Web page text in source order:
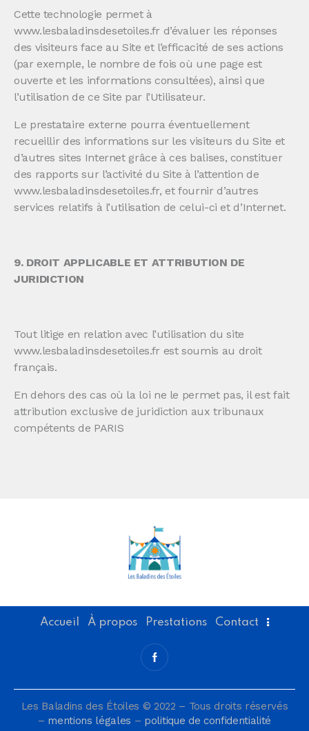
Cette technologie permet à
www.lesbaladinsdesetoiles.fr d’évaluer les réponses
des visiteurs face au Site et l’efficacité de ses actions
(par exemple, le nombre de fois où une page est
ouverte et les informations consultées), ainsi que
l’utilisation de ce Site par l’Utilisateur.
Le prestataire externe pourra éventuellement
recueillir des informations sur les visiteurs du Site et
d’autres sites Internet grâce à ces balises, constituer
des rapports sur l’activité du Site à l’attention de
www.lesbaladinsdesetoiles.fr, et fournir d’autres
services relatifs à l’utilisation de celui-ci et d’Internet.
9. DROIT APPLICABLE ET ATTRIBUTION DE
JURIDICTION
Tout litige en relation avec l’utilisation du site
www.lesbaladinsdesetoiles.fr est soumis au droit
français.
En dehors des cas où la loi ne le permet pas, il est fait
attribution exclusive de juridiction aux tribunaux
compétents de PARIS
Accueil À propos Prestations Contact
Les Baladins des Étoiles © 2022 – Tous droits réservés
– mentions légales – politique de confidentialité